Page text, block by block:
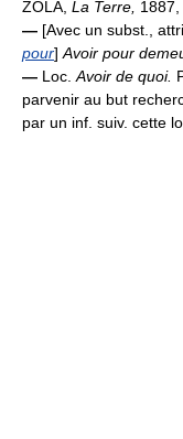
ZOLA, La Terre,
— [Avec un subst.,
pour]Avoir pour
— Loc.Avoir de quoi.
parvenir au but
par un inf. suiv. cette